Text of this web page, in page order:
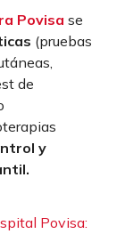
Povisa se
(pruebas
de
y
Povisa: